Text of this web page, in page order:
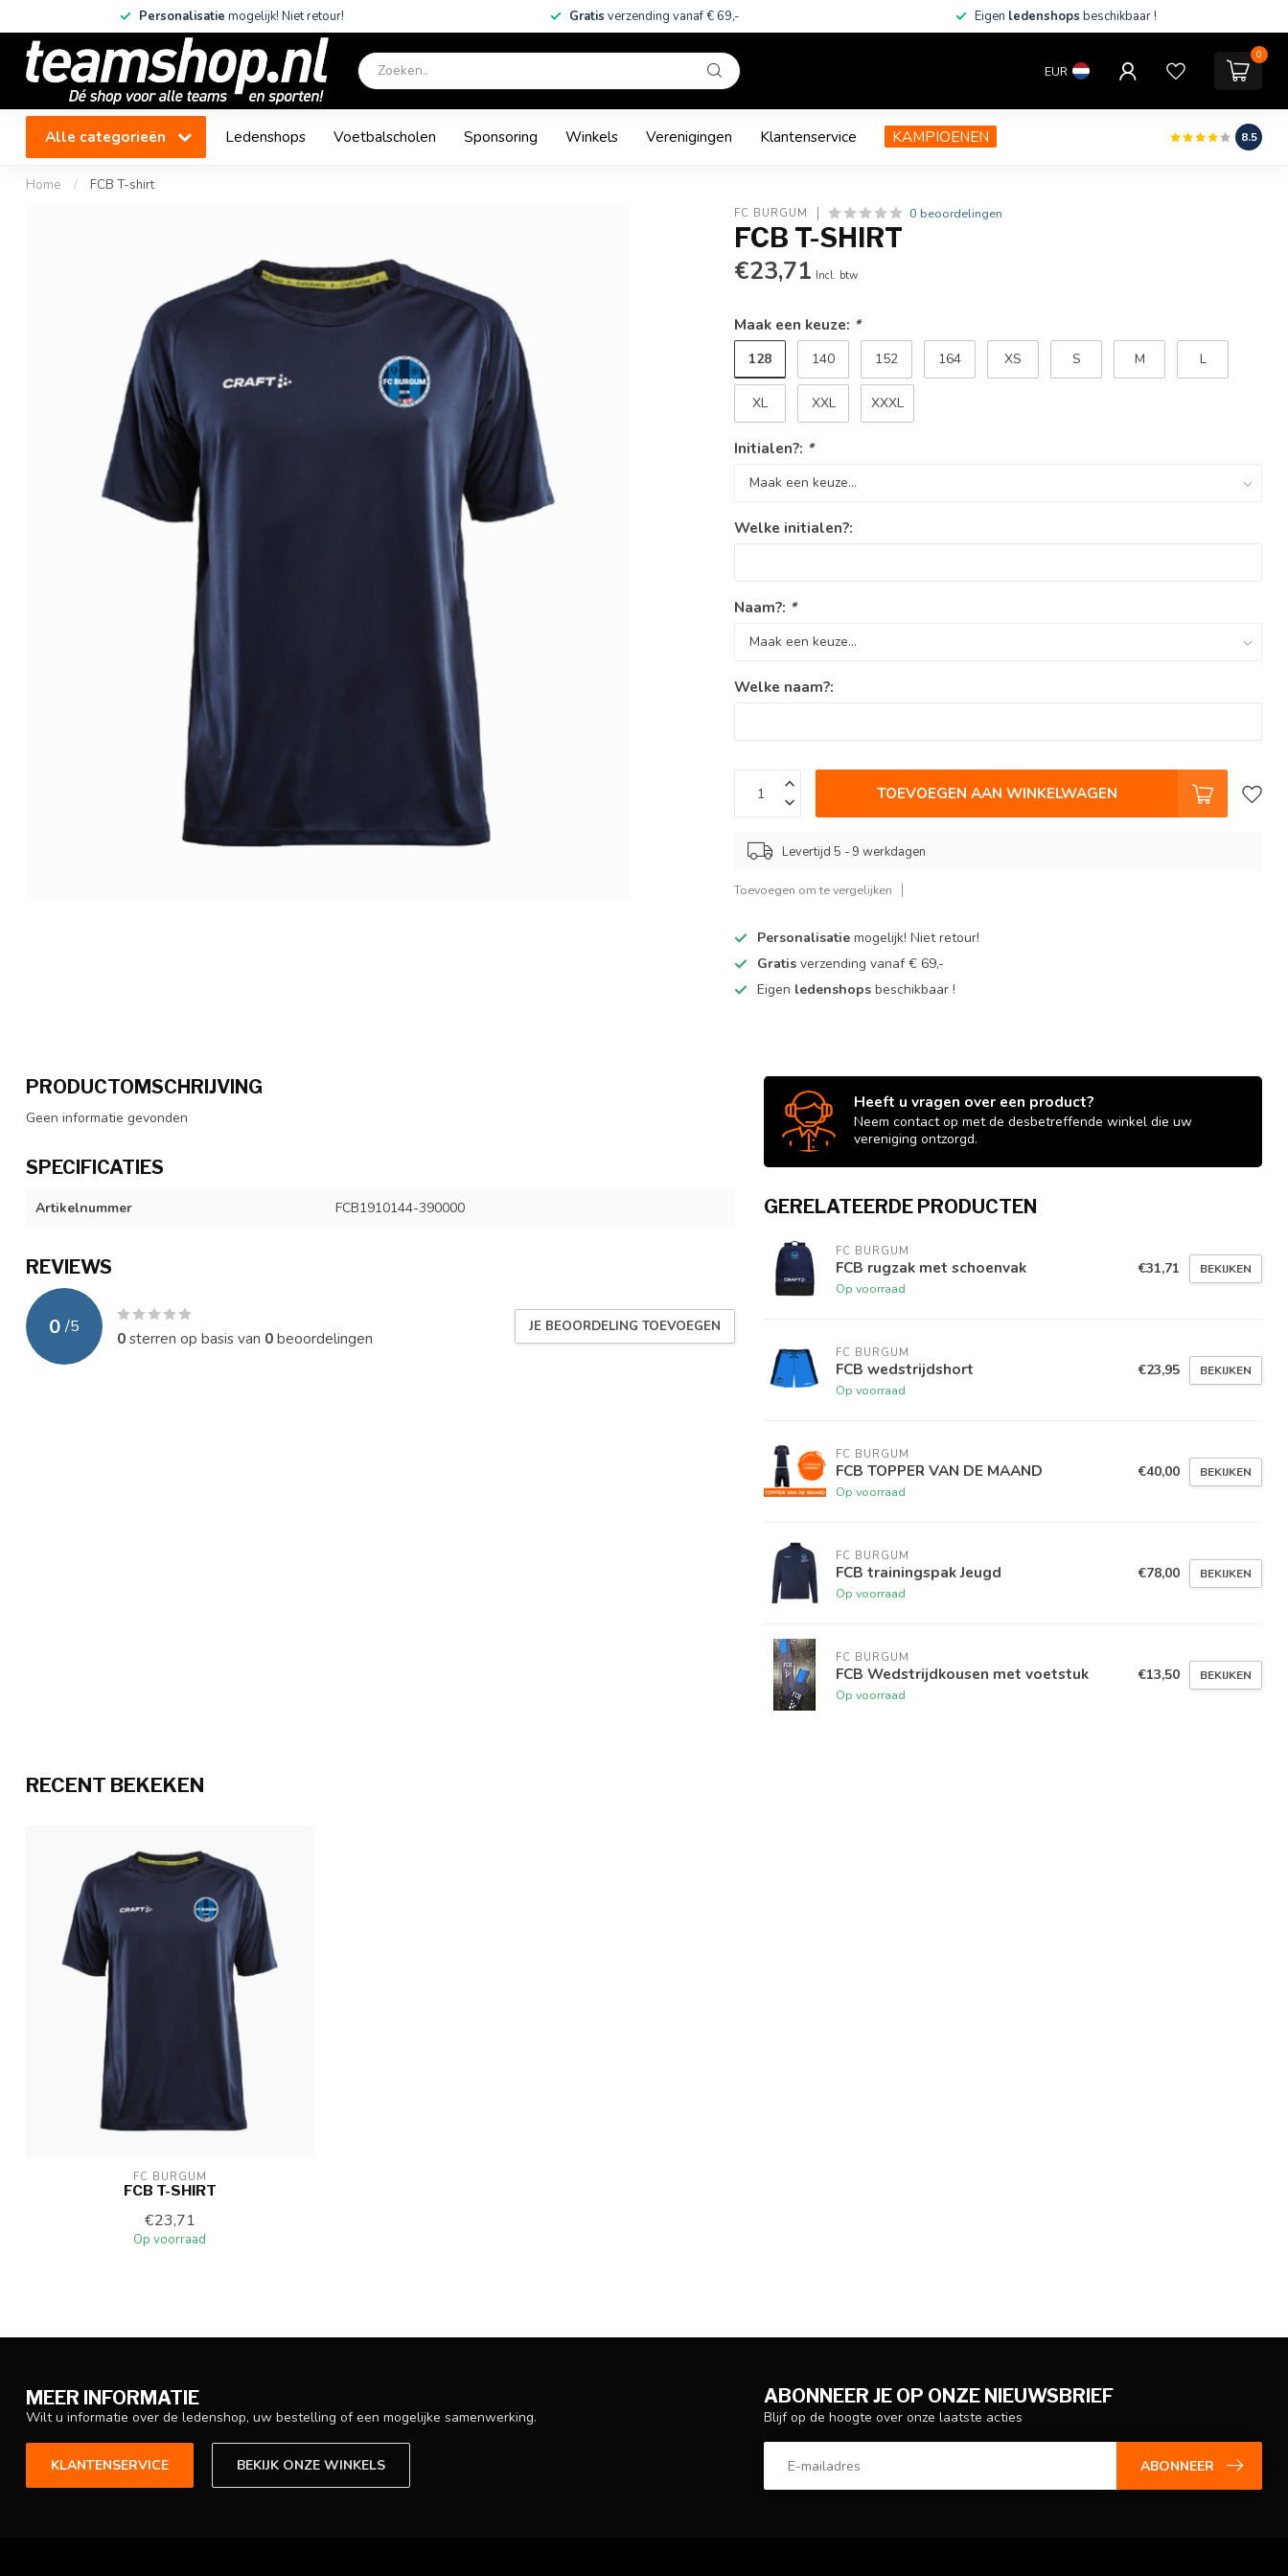
Personalisatie mogelijk! Niet retour! Gratis verzending vanaf € 69,- Eigen ledenshops beschikbaar !
EUR
0
Alle categorieën Ledenshops Voetbalscholen Sponsoring Winkels Verenigingen Klantenservice KAMPIOENEN 8.5
Home / FCB T-shirt
FC BURGUM 0 beoordelingen
FCB T-SHIRT
€23,71 Incl. btw
Maak een keuze: *
128 140 152 164 XS S M L
XL XXL XXXL
Initialen?: *
Welke initialen?:
Naam?: *
Welke naam?:
TOEVOEGEN AAN WINKELWAGEN
Levertijd 5 - 9 werkdagen
Toevoegen om te vergelijken
Personalisatie mogelijk! Niet retour!
Gratisverzending vanaf € 69,-
Eigen ledenshopsbeschikbaar !
PRODUCTOMSCHRIJVING
Geen informatie gevonden
SPECIFICATIES
Artikelnummer FCB1910144-390000
REVIEWS
0 /5
0sterren op basis van 0beoordelingen
JE BEOORDELING TOEVOEGEN
Heeft u vragen over een product?
Neem contact op met de desbetreffende winkel die uw
vereniging ontzorgd.
GERELATEERDE PRODUCTEN
FC BURGUM
FCB rugzak met schoenvak
Op voorraad
€31,71 BEKIJKEN
FC BURGUM
FCB wedstrijdshort
Op voorraad
€23,95 BEKIJKEN
FC BURGUM
FCB TOPPER VAN DE MAAND
Op voorraad
€40,00 BEKIJKEN
FC BURGUM
FCB trainingspak Jeugd
Op voorraad
€78,00 BEKIJKEN
FC BURGUM
FCB Wedstrijdkousen met voetstuk
Op voorraad
€13,50 BEKIJKEN
RECENT BEKEKEN
FC BURGUM
FCB T-SHIRT
€23,71
Op voorraad
MEER INFORMATIE
Wilt u informatie over de ledenshop, uw bestelling of een mogelijke samenwerking.
KLANTENSERVICE BEKIJK ONZE WINKELS
ABONNEER JE OP ONZE NIEUWSBRIEF
Blijf op de hoogte over onze laatste acties
ABONNEER